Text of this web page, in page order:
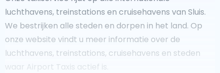
luchthavens, treinstations en cruisehavens van Sluis.
We bestrijken alle steden en dorpen in het land. Op
onze website vindt u meer informatie over de
luchthavens, treinstations, cruisehavens en steden
waar Airport Taxis actief is.